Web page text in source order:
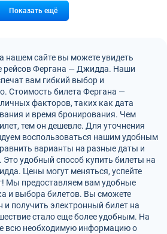
Показать ещё
нашем сайте вы можете увидеть
рейсов Фергана — Джидда. Наши
вам гибкий выбор и
Стоимость билета Фергана —
факторов, таких как дата
и время бронирования. Чем
тем он дешевле. Для уточнения
воспользоваться нашим удобным
варианты на разные даты и
удобный способ купить билеты на
Цены могут меняться, успейте
Мы предоставляем вам удобные
и выбора билетов. Вы сможете
получить электронный билет на
стало еще более удобным. На
всю необходимую информацию о